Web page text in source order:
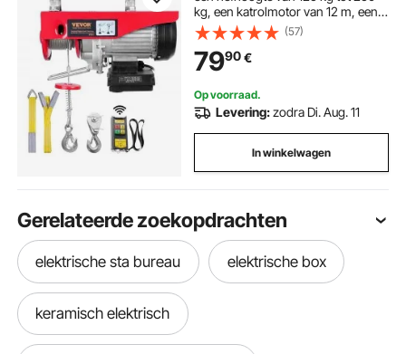
kg, een katrolmotor van 12 m, een
hefsnelheid van 10 m/min en een
takel met draadloze
afstandsbediening.
(57)
7990€
Op voorraad.
Levering:zodra Di. Aug. 11
In winkelwagen
Gerelateerde zoekopdrachten
elektrische sta bureau elektrische box
keramisch elektrisch